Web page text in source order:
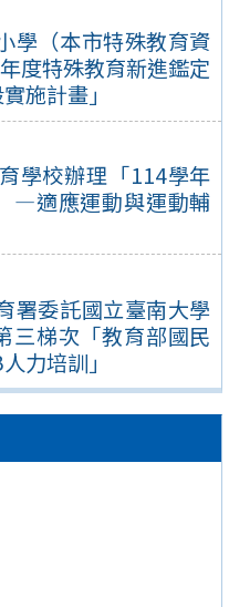
學（本市特殊教育資
度特殊教育新進鑑定
施計畫」
學校辦理「114學年
—適應運動與運動輔
署委託國立臺南大學
三梯次「教育部國民
力培訓」